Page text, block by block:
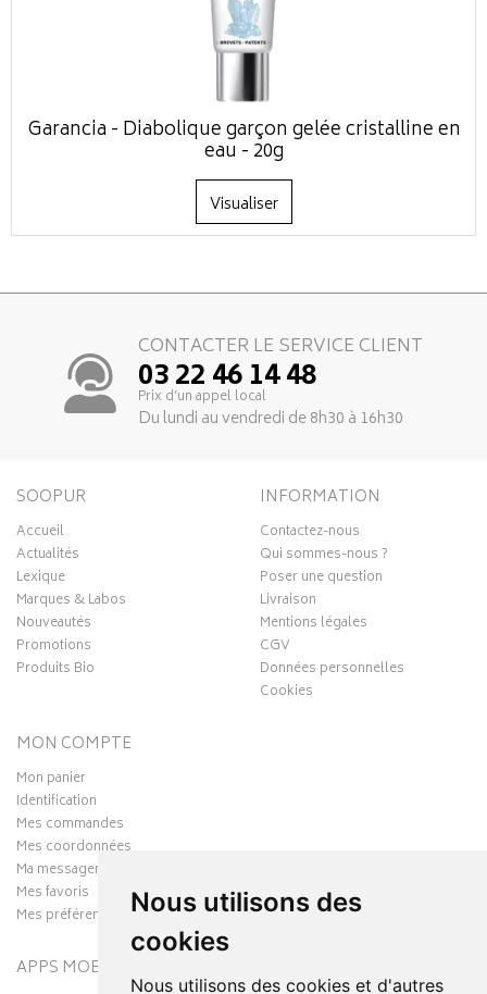
Nous utilisons des
cookies
Nous utilisons des cookies et d'autres
Garancia - Diabolique garçon gelée cristalline en
eau - 20g
Visualiser
CONTACTER LE SERVICE CLIENT
03 22 46 14 48
Prix d’un appel local
Du lundi au vendredi de 8h30 à 16h30
SOOPUR
Accueil
Actualités
Lexique
Marques & Labos
Nouveautés
Promotions
Produits Bio
INFORMATION
Contactez-nous
Qui sommes-nous ?
Poser une question
Livraison
Mentions légales
CGV
Données personnelles
Cookies
MON COMPTE
Mon panier
Identification
Mes commandes
Mes coordonnées
Ma messagerie
Mes favoris
Mes préférences Cookies
APPS MOBILES